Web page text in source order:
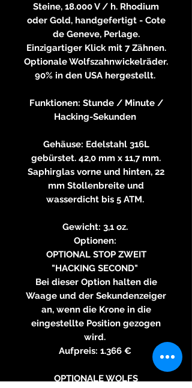
Steine, 18.000 V / h. Rhodium
oder Gold, handgefertigt - Cote
de Geneve, Perlage.
Einzigartiger Klick mit 7 Zähnen.
Optionale Wolfszahnwickelräder.
90% in den USA hergestellt.
Funktionen: Stunde / Minute /
Hacking-Sekunden
Gehäuse: Edelstahl 316L
gebürstet. 42,0 mm x 11,7 mm.
Saphirglas vorne und hinten, 22
mm Stollenbreite und
wasserdicht bis 5 ATM.
Gewicht: 3,1 oz.
Optionen:
OPTIONAL STOP ZWEIT
"HACKING SECOND"
Bei dieser Option halten die
Waage und der Sekundenzeiger
an, wenn die Krone in die
eingestellte Position gezogen
wird.
Aufpreis: 1.366 €
OPTIONALE WOLFS